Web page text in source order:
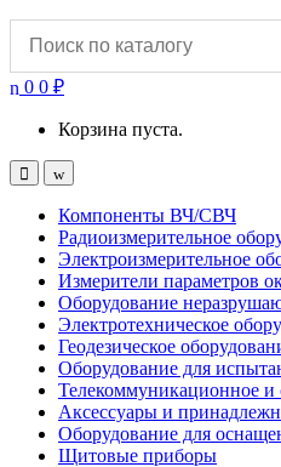
0 0 ₽
Корзина пуста.
OpenClose
Компоненты ВЧ/СВЧ
Радиоизмерительное
Электроизмерительное
Измерители параметров
Оборудование
Электротехническое
Геодезическое
Оборудование для
Телекоммуникационное и
Аксессуары и
Оборудование для
Щитовые приборы